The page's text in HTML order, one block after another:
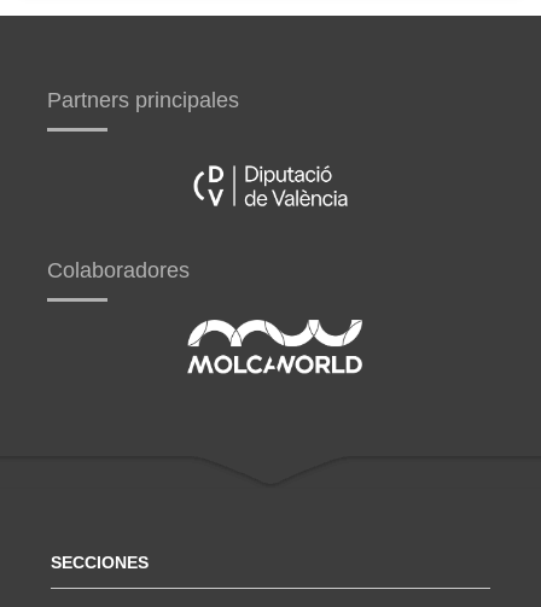
Partners principales
Colaboradores
SECCIONES